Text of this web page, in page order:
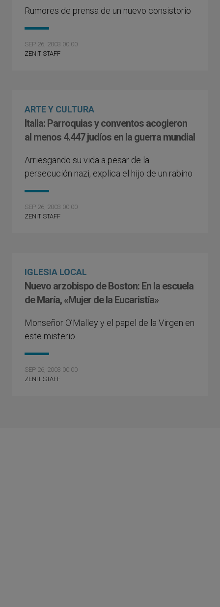
Rumores de prensa de un nuevo consistorio
SEP 26, 2003 00:00
ZENIT STAFF
ARTE Y CULTURA
Italia: Parroquias y conventos acogieron
al menos 4.447 judíos en la guerra mundial
Arriesgando su vida a pesar de la
persecución nazi, explica el hijo de un rabino
SEP 26, 2003 00:00
ZENIT STAFF
IGLESIA LOCAL
Nuevo arzobispo de Boston: En la escuela
de María, «Mujer de la Eucaristía»
Monseñor O’Malley y el papel de la Virgen en
este misterio
SEP 26, 2003 00:00
ZENIT STAFF